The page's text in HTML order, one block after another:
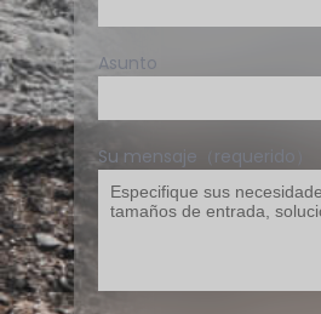
Asunto
Su mensaje（requerido）